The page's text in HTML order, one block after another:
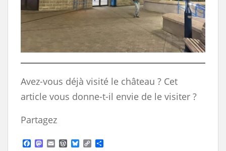
Avez-vous déjà visité le château ? Cet
article vous donne-t-il envie de le visiter ?
Partagez
M E W B C